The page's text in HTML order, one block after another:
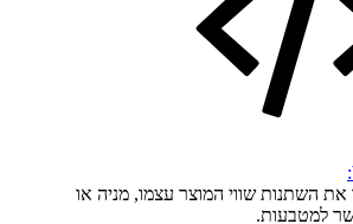
את השתנות שווי המוצר עצמו, מניה או
למטבעות.